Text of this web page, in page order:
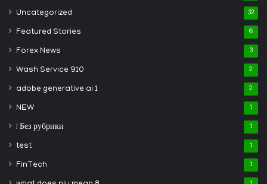
Uncategorized 32
Featured Stories 6
Forex News 3
Wash Service 910 2
adobe generative ai 1 2
NEW 1
! Без рубрики 1
test 1
FinTech 1